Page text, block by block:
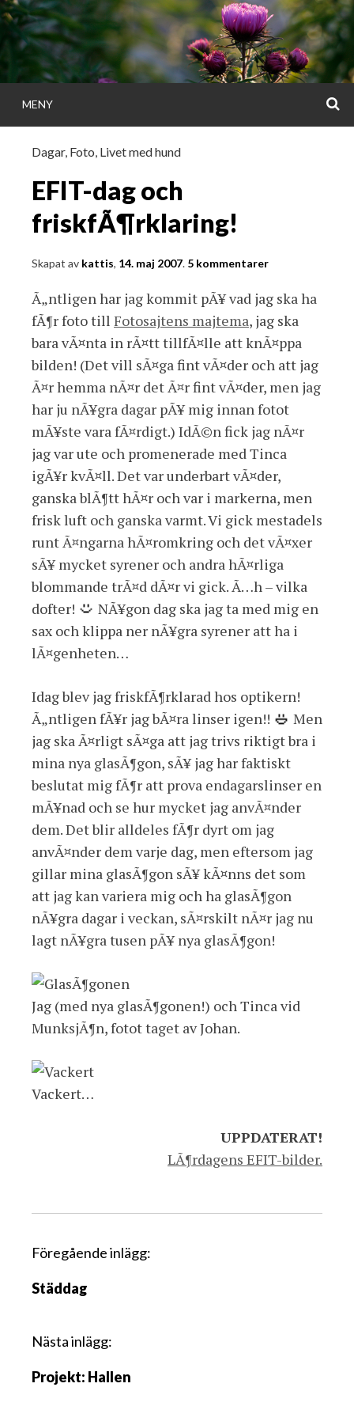
Gå
direkt
till
innehållet
MENY
Dagar, Foto, Livet med hund
EFIT-dag och
friskfÃ¶rklaring!
Skapat av kattis, 14. maj 2007. 5 kommentarer
Ã„ntligen har jag kommit pÃ¥ vad jag ska ha
fÃ¶r foto till Fotosajtens majtema, jag ska
bara vÃ¤nta in rÃ¤tt tillfÃ¤lle att knÃ¤ppa
bilden! (Det vill sÃ¤ga fint vÃ¤der och att jag
Ã¤r hemma nÃ¤r det Ã¤r fint vÃ¤der, men jag
har ju nÃ¥gra dagar pÃ¥ mig innan fotot
mÃ¥ste vara fÃ¤rdigt.) IdÃ©n fick jag nÃ¤r
jag var ute och promenerade med Tinca
igÃ¥r kvÃ¤ll. Det var underbart vÃ¤der,
ganska blÃ¶tt hÃ¤r och var i markerna, men
frisk luft och ganska varmt. Vi gick mestadels
runt Ã¤ngarna hÃ¤romkring och det vÃ¤xer
sÃ¥ mycket syrener och andra hÃ¤rliga
blommande trÃ¤d dÃ¤r vi gick. Ã…h – vilka
dofter!
NÃ¥gon dag ska jag ta med mig en
sax och klippa ner nÃ¥gra syrener att ha i
lÃ¤genheten…
Idag blev jag friskfÃ¶rklarad hos optikern!
Ã„ntligen fÃ¥r jag bÃ¤ra linser igen!!
Men
jag ska Ã¤rligt sÃ¤ga att jag trivs riktigt bra i
mina nya glasÃ¶gon, sÃ¥ jag har faktiskt
beslutat mig fÃ¶r att prova endagarslinser en
mÃ¥nad och se hur mycket jag anvÃ¤nder
dem. Det blir alldeles fÃ¶r dyrt om jag
anvÃ¤nder dem varje dag, men eftersom jag
gillar mina glasÃ¶gon sÃ¥ kÃ¤nns det som
att jag kan variera mig och ha glasÃ¶gon
nÃ¥gra dagar i veckan, sÃ¤rskilt nÃ¤r jag nu
lagt nÃ¥gra tusen pÃ¥ nya glasÃ¶gon!
Jag (med nya glasÃ¶gonen!) och Tinca vid
MunksjÃ¶n, fotot taget av Johan.
Vackert…
UPPDATERAT!
LÃ¶rdagens EFIT-bilder.
I
l
g
s
Föregående inlägg:
Städdag
Nästa inlägg:
Projekt: Hallen